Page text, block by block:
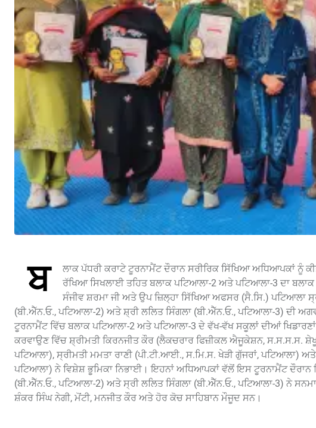
ਬ
ਲਾਕ ਪੱਧਰੀ ਕਰਾਟੇ ਟੂਰਨਾਮੈਂਟ ਦੌਰਾਨ ਸਰੀਰਿਕ ਸਿੱਖਿਆ ਅਧਿਆਪਕਾਂ ਨੂੰ
ਰੱਖਿਆ ਸਿਖਲਾਈ ਤਹਿਤ ਬਲਾਕ ਪਟਿਆਲਾ-2 ਅਤੇ ਪਟਿਆਲਾ-3 ਦਾ
ਸੰਜੀਵ ਸ਼ਰਮਾ ਜੀ ਅਤੇ ਉਪ ਜ਼ਿਲ੍ਹਾ ਸਿੱਖਿਆ ਅਫਸਰ (ਸੈ.ਸਿ.) ਪਟਿਆਲਾ
(ਬੀ.ਐੱਨ.ਓ., ਪਟਿਆਲਾ-2) ਅਤੇ ਸ਼੍ਰੀ ਲਲਿਤ ਸਿੰਗਲਾ (ਬੀ.ਐੱਨ.ਓ., ਪਟਿਆਲਾ-3) ਦੀ
ਟੂਰਨਾਮੈਂਟ ਵਿੱਚ ਬਲਾਕ ਪਟਿਆਲਾ-2 ਅਤੇ ਪਟਿਆਲਾ-3 ਦੇ ਵੱਖ-ਵੱਖ ਸਕੂਲਾਂ ਦੀਆਂ
ਕਰਵਾਉਣ ਵਿੱਚ ਸ਼੍ਰੀਮਤੀ ਕਿਰਨਜੀਤ ਕੌਰ (ਲੈਕਚਰਾਰ ਫਿਜ਼ੀਕਲ ਐਜੂਕੇਸ਼ਨ, ਸ.ਸ.ਸ.ਸ.
ਪਟਿਆਲਾ), ਸ੍ਰੀਮਤੀ ਮਮਤਾ ਰਾਣੀ (ਪੀ.ਟੀ.ਆਈ., ਸ.ਮਿ.ਸ. ਖੇੜੀ ਗੁੱਜਰਾਂ, ਪਟਿਆਲਾ)
ਪਟਿਆਲਾ) ਨੇ ਵਿਸ਼ੇਸ਼ ਭੂਮਿਕਾ ਨਿਭਾਈ। ਇਹਨਾਂ ਅਧਿਆਪਕਾਂ ਵੱਲੋਂ ਇਸ ਟੂਰਨਾਮੈਂਟ
(ਬੀ.ਐੱਨ.ਓ., ਪਟਿਆਲਾ-2) ਅਤੇ ਸ੍ਰੀ ਲਲਿਤ ਸਿੰਗਲਾ (ਬੀ.ਐੱਨ.ਓ., ਪਟਿਆਲਾ-3) ਨੇ
ਸ਼ੰਕਰ ਸਿੰਘ ਨੇਗੀ, ਮੋਂਟੀ, ਮਨਜੀਤ ਕੌਰ ਅਤੇ ਹੋਰ ਕੋਚ ਸਾਹਿਬਾਨ ਮੌਜੂਦ ਸਨ।